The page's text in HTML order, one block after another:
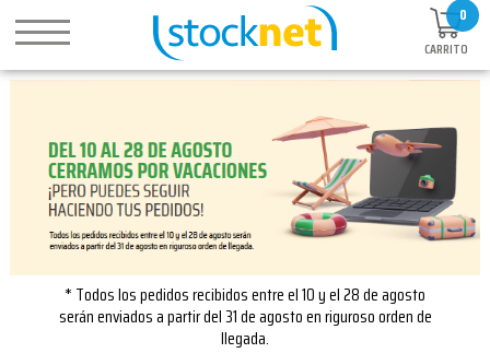
0
CARRITO
* Todos los pedidos recibidos entre el 10 y el 28 de agosto
serán enviados a partir del 31 de agosto en riguroso orden de
llegada.